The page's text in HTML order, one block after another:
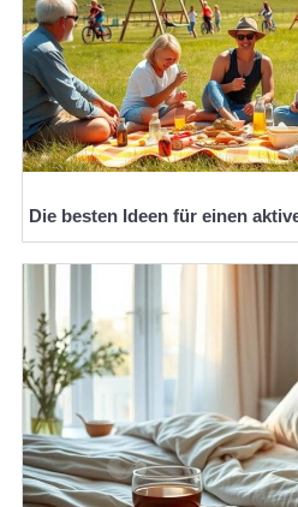
Die besten Ideen für einen